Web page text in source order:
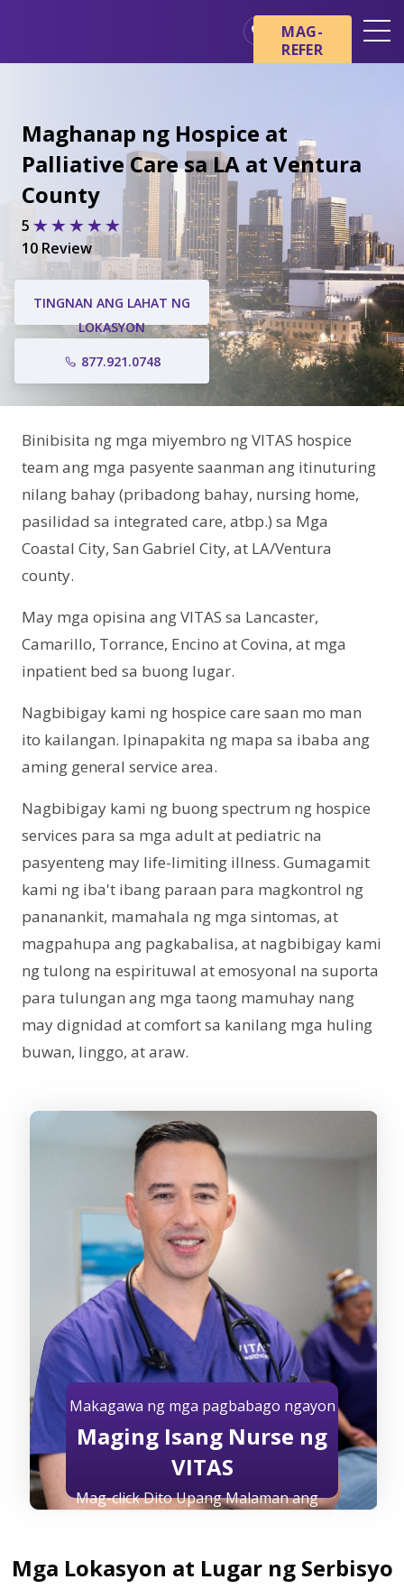
tungkol sa Hospice
Ang aming mga Serbisyo
Healthcare Professionals
Pamilya at Mga Tagapag-
alaga
MAG-
REFER
Maghanap ng Hospice at
Palliative Care sa LA at Ventura
County
5
10 Review
877.921.0748
TINGNAN ANG LAHAT NG
LOKASYON
Binibisita ng mga miyembro ng VITAS hospice
team ang mga pasyente saanman ang itinuturing
nilang bahay (pribadong bahay, nursing home,
pasilidad sa integrated care, atbp.) sa Mga
Coastal City, San Gabriel City, at LA/Ventura
county.
May mga opisina ang VITAS sa Lancaster,
Camarillo, Torrance, Encino at Covina, at mga
inpatient bed sa buong lugar.
Nagbibigay kami ng hospice care saan mo man
ito kailangan. Ipinapakita ng mapa sa ibaba ang
aming general service area.
Nagbibigay kami ng buong spectrum ng hospice
services para sa mga adult at pediatric na
pasyenteng may life-limiting illness. Gumagamit
kami ng iba't ibang paraan para magkontrol ng
pananankit, mamahala ng mga sintomas, at
magpahupa ang pagkabalisa, at nagbibigay kami
ng tulong na espirituwal at emosyonal na suporta
para tulungan ang mga taong mamuhay nang
may dignidad at comfort sa kanilang mga huling
buwan, linggo, at araw.
Makagawa ng mga pagbabago ngayon
Maging Isang Nurse ng
VITAS
Mag-click Dito Upang Malaman ang
Mga Lokasyon at Lugar ng Serbisyo